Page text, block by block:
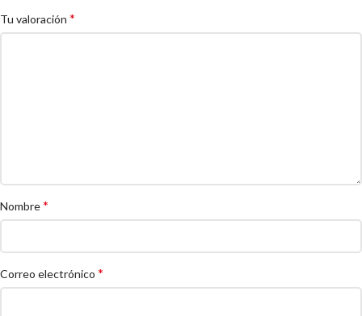
Tu valoración *
Nombre*
Correo electrónico *